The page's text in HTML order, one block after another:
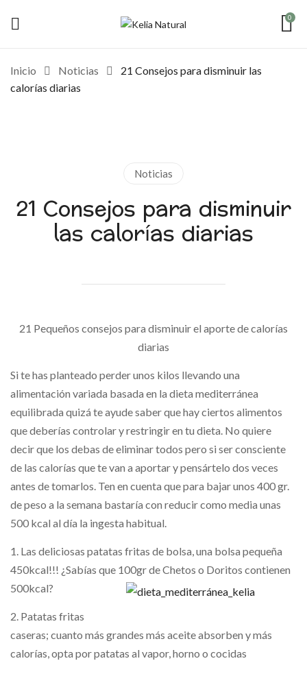
0
Inicio Noticias
21 Consejos para disminuir las
calorías diarias
Noticias
21 Consejos para disminuir
las calorías diarias
21 Pequeños consejos para disminuir el aporte de calorías
diarias
Si te has planteado perder unos kilos llevando una
alimentación variada basada en la dieta mediterránea
equilibrada quizá te ayude saber que hay ciertos alimentos
que deberías controlar y restringir en tu dieta. No quiere
decir que los debas de eliminar todos pero si ser consciente
de las calorías que te van a aportar y pensártelo dos veces
antes de tomarlos. Ten en cuenta que para bajar unos 400 gr.
de peso a la semana bastaría con reducir como media unas
500 kcal al día la ingesta habitual.
1. Las deliciosas patatas fritas de bolsa, una bolsa pequeña
450kcal!!! ¿Sabías que 100gr de Chetos o Doritos contienen
500kcal?
2. Patatas fritas
caseras; cuanto más grandes más aceite absorben y más
calorías, opta por patatas al vapor, horno o cocidas